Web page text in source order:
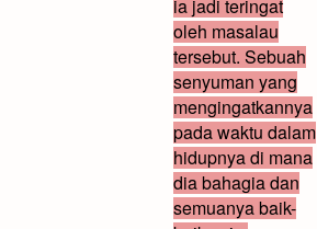
ia jadi teringat
oleh masalau
tersebut. Sebuah
senyuman yang
mengingatkannya
pada waktu dalam
hidupnya di mana
dia bahagia dan
semuanya baik-